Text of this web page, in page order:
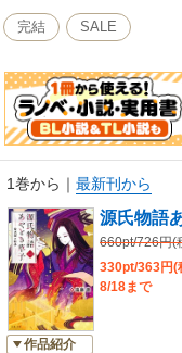
い”だった。好評平安王朝
完結 SALE
1巻から ｜ 最新刊から
作品紹介
源氏物語
660pt/726円(
330pt/363円(
8/18まで